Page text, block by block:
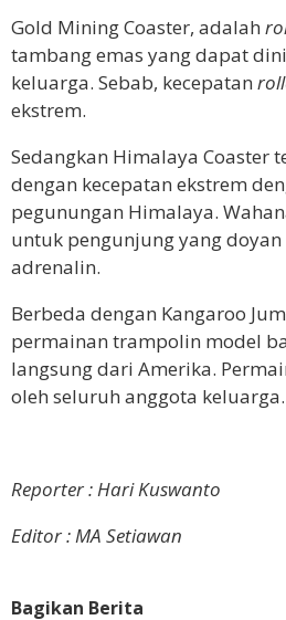
Gold Mining Coaster, adalah
tambang emas yang dapat
keluarga. Sebab, kecepatan
ekstrem.
Sedangkan Himalaya Coaster
dengan kecepatan ekstrem
pegunungan Himalaya.
untuk pengunjung yang
adrenalin.
Berbeda dengan Kangaroo
permainan trampolin model
langsung dari Amerika.
oleh seluruh anggota keluarga.
Reporter : Hari Kuswanto
Editor : MA Setiawan
Bagikan Berita